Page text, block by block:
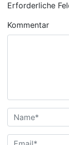
Erforderliche
Kommentar
Name *
E-Mail-Adresse